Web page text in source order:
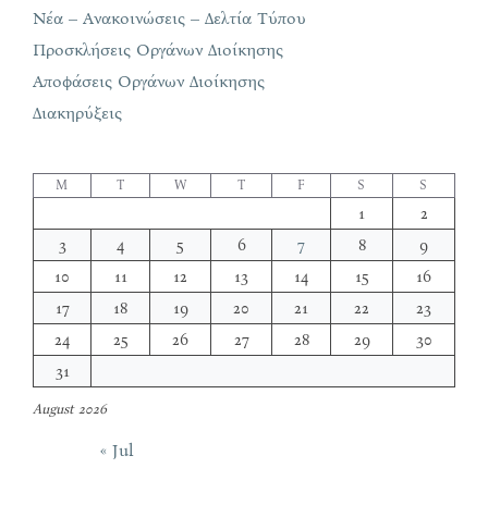
Νέα – Ανακοινώσεις – Δελτία Τύπου
Προσκλήσεις Οργάνων Διοίκησης
Αποφάσεις Οργάνων Διοίκησης
Διακηρύξεις
August 2026
M T W T F S S
1
2
3
4 5 6 7 8
9
10
11 12 13 14 15
16
17
18 19 20 21 22
23
24
25 26 27 28 29
30
31
« Jul